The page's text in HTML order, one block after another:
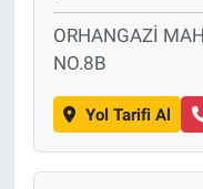
ORHANGAZİ
NO.8B
Yol Tarifi Al